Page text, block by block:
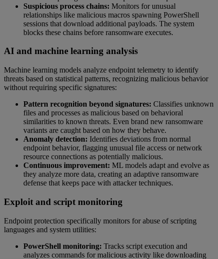
Suspicious process chains: Monitors for unusual
relationships like malicious macros spawning PowerShell
sessions that download additional payloads. The system
blocks these chains before ransomware executes.
AI and machine learning analysis
Machine learning models analyze endpoint telemetry to identify
threats based on statistical patterns, recognizing malicious behavior
without requiring specific signatures:
Pattern recognition beyond signatures: Classifies unknown
files and processes as malicious based on behavioral
similarities to known threats. Even brand new ransomware
variants are caught based on how they behave.
Anomaly detection: Identifies deviations from normal
endpoint behavior, flagging unusual file access or network
resource connections as potentially malicious.
Continuous improvement: ML models adapt and evolve as
they analyze more data, creating an adaptive ransomware
defense that keeps pace with attacker techniques.
Exploit and script monitoring
Endpoint protection specifically monitors for abuse of scripting
languages and system utilities:
PowerShell monitoring: Tracks script execution and
analyzes commands for malicious activity like downloading